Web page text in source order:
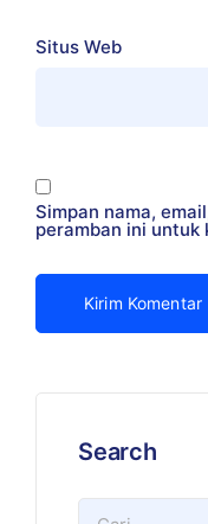
Situs Web
Simpan nama,
peramban ini
Search